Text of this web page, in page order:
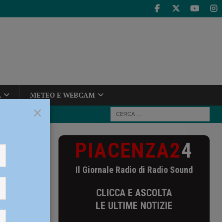
METEO E WEBCAM
90 studenti
90
PIACENZA24
Il Giornale Radio di Radio Sound
CLICCA E ASCOLTA
LE ULTIME NOTIZIE
×